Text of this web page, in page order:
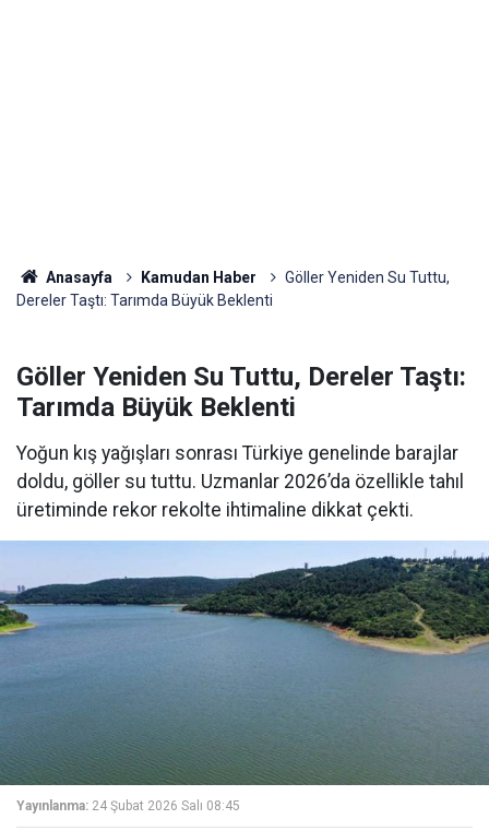
Anasayfa Kamudan Haber
Göller Yeniden Su Tuttu,
Dereler Taştı: Tarımda Büyük Beklenti
Göller Yeniden Su Tuttu, Dereler Taştı:
Tarımda Büyük Beklenti
Yoğun kış yağışları sonrası Türkiye genelinde barajlar
doldu, göller su tuttu. Uzmanlar 2026’da özellikle tahıl
üretiminde rekor rekolte ihtimaline dikkat çekti.
Yayınlanma: 24 Şubat 2026 Salı 08:45